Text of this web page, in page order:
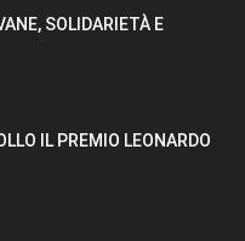
SOLIDARIETÀ E
IL PREMIO LEONARDO